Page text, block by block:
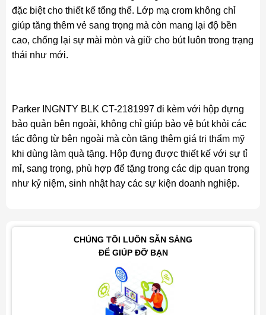
đặc biệt cho thiết kế tổng thể. Lớp mạ crom không chỉ
giúp tăng thêm vẻ sang trọng mà còn mang lại độ bền
cao, chống lại sự mài mòn và giữ cho bút luôn trong trạng
thái như mới.
Parker INGNTY BLK CT-2181997 đi kèm với hộp đựng
bảo quản bên ngoài, không chỉ giúp bảo vệ bút khỏi các
tác động từ bên ngoài mà còn tăng thêm giá trị thẩm mỹ
khi dùng làm quà tặng. Hộp đựng được thiết kế với sự tỉ
mỉ, sang trọng, phù hợp để tặng trong các dịp quan trọng
như kỷ niệm, sinh nhật hay các sự kiện doanh nghiệp.
CHÚNG TÔI LUÔN SẴN SÀNG
ĐỂ GIÚP ĐỠ BẠN